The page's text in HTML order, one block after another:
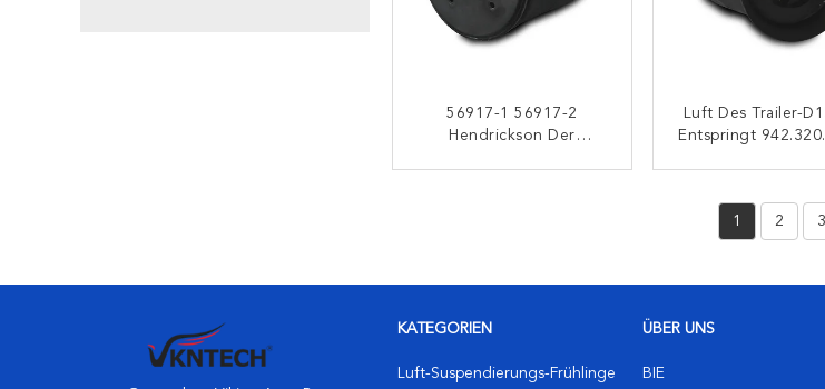
56917-1 56917-2
Hendrickson Der
Luft Des Trailer-
Entspringt
1 2 3
KATEGORIEN
Luft-Suspendierungs-Frühlinge
ÜBER UNS
BIE